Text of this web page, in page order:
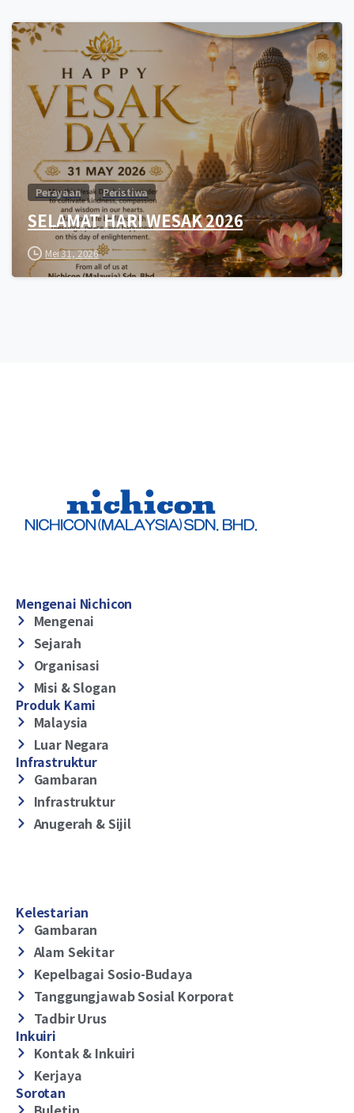
0
Perayaan Peristiwa
SELAMAT HARI WESAK 2026
Mei 31, 2026
Mengenai Nichicon
Mengenai
Sejarah
Organisasi
Misi & Slogan
Produk Kami
Malaysia
Luar Negara
Infrastruktur
Gambaran
Infrastruktur
Anugerah & Sijil
Kelestarian
Gambaran
Alam Sekitar
Kepelbagai Sosio-Budaya
Tanggungjawab Sosial Korporat
Tadbir Urus
Inkuiri
Kontak & Inkuiri
Kerjaya
Sorotan